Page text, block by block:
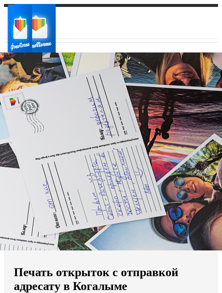
Ваш город:
Ваш регион доставки
Выберите из списка:
Мы доставляем по всему миру
Продолжить без города
Печать открыток с отправкой
адресату в Когалыме